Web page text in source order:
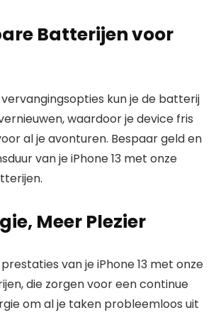
Batterijen voor
kun je de batterij
waardoor je device fris
al je avonturen. Bespaar geld en
van je iPhone 13 met onze
Meer Plezier
van je iPhone 13 met onze
die zorgen voor een continue
om al je taken probleemloos uit